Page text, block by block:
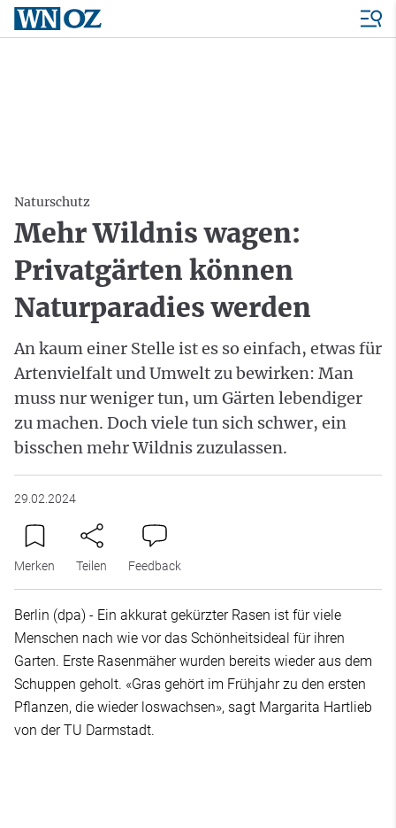
Naturschutz
Mehr Wildnis wagen:
Privatgärten können
Naturparadies werden
An kaum einer Stelle ist es so einfach, etwas für
Artenvielfalt und Umwelt zu bewirken: Man
muss nur weniger tun, um Gärten lebendiger
zu machen. Doch viele tun sich schwer, ein
bisschen mehr Wildnis zuzulassen.
29.02.2024
Merken Teilen Feedback
Berlin (dpa) - Ein akkurat gekürzter Rasen ist für viele
Menschen nach wie vor das Schönheitsideal für ihren
Garten. Erste Rasenmäher wurden bereits wieder aus dem
Schuppen geholt. «Gras gehört im Frühjahr zu den ersten
Pflanzen, die wieder loswachsen», sagt Margarita Hartlieb
von der TU Darmstadt.